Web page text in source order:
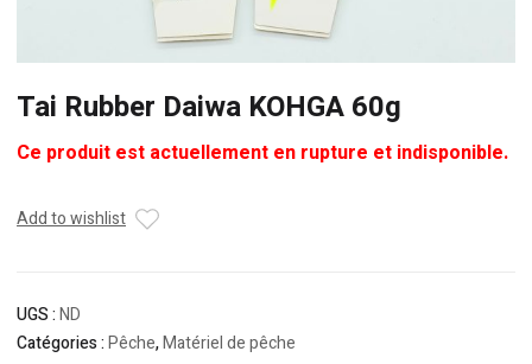
Tai Rubber Daiwa KOHGA 60g
Ce produit est actuellement en rupture et indisponible.
Add to wishlist
UGS :ND
Catégories :Pêche,Matériel de pêche